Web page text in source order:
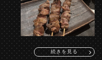
続きを見る